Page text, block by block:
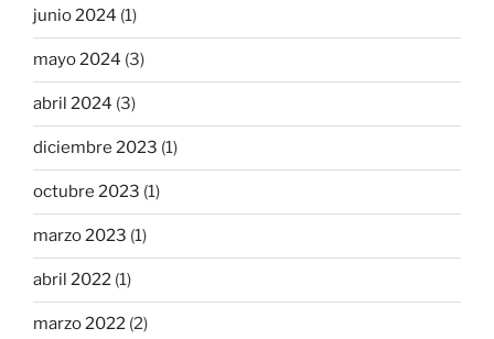
junio 2024 (1)
mayo 2024 (3)
abril 2024 (3)
diciembre 2023 (1)
octubre 2023 (1)
marzo 2023 (1)
abril 2022 (1)
marzo 2022 (2)